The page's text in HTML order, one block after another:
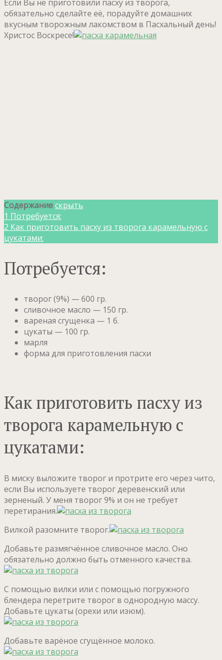
Если Вы не приготовили пасху из творога,
обязательно сделайте её, порадуйте домашних
вкусным творожным лакомством в Пасхальный день!
Христос Воскресе!
Содержаниескрыть
1 Потребуется:
2 Как приготовить пасху из творога карамельную с
цукатами:
Потребуется:
творог (9%) — 600 гр.
сливочное масло — 150 гр.
вареная сгущенка — 1 б.
цукаты — 100 гр.
марля
форма для приготовления пасхи
Как приготовить пасху из
творога карамельную с
цукатами:
В миску выложите творог и протрите его через чито,
если Вы используете творог деревенский или
зерненый. У меня творог 9% и он не требует
перетирания.
Вилкой разомните творог.
Добавьте размягчённое сливочное масло. Оно
обязательно должно быть отменного качества.
С помощью вилки или с помощью погружного
блендера перетрите творог в однородную массу.
Добавьте цукаты (орехи или изюм).
Добавьте варёное сгущённое молоко.